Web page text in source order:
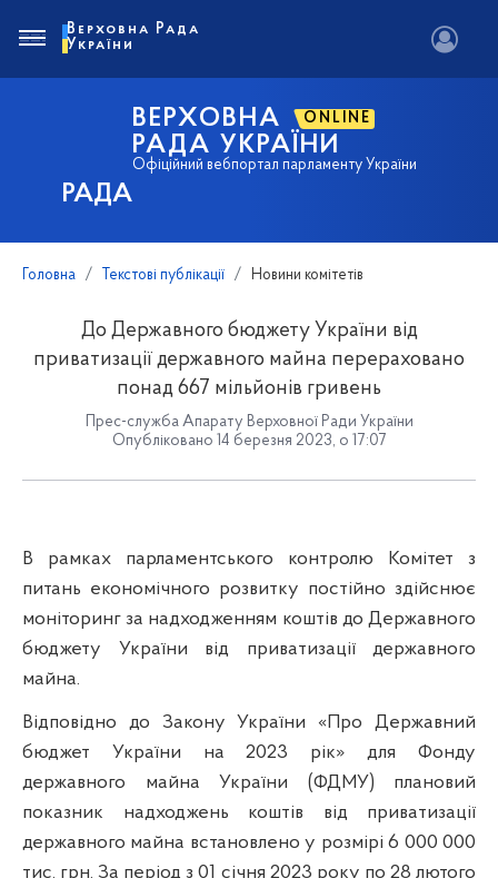
РАДА
ВЕРХОВНА ONLINE
РАДА УКРАЇНИ
Офіційний вебпортал парламенту України
Верховна Рада
України
Головна Текстові публікації Новини комітетів
До Державного бюджету України від
приватизації державного майна перераховано
понад 667 мільйонів гривень
Прес-служба Апарату Верховної Ради України
Опубліковано 14 березня 2023, о 17:07
В рамках парламентського контролю Комітет з
питань економічного розвитку постійно здійснює
моніторинг за надходженням коштів до Державного
бюджету України від приватизації державного
майна.
Відповідно до Закону України «Про Державний
бюджет України на 2023 рік» для Фонду
державного майна України (ФДМУ) плановий
показник надходжень коштів від приватизації
державного майна встановлено у розмірі 6 000 000
тис. грн. За період з 01 січня 2023 року по 28 лютого